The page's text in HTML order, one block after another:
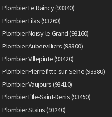
Plombier Le Raincy (93340)
Plombier Lilas (93260)
Plombier Noisy-le-Grand (93160)
Plombier Aubervilliers (93300)
Plombier Villepinte (93420)
Plombier Pierrefitte-sur-Seine (93380)
Plombier Vaujours (93410)
Plombier L'Île-Saint-Denis (93450)
Plombier Stains (93240)